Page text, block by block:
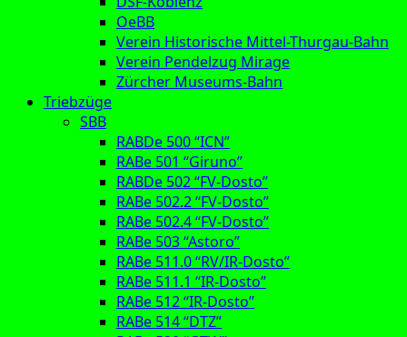
OeBB
Verein Historische Mittel-Thurgau-Bahn
Verein Pendelzug Mirage
Zürcher Museums-Bahn
Triebzüge
SBB
RABDe 500 “ICN”
RABe 501 “Giruno”
RABDe 502 “FV-Dosto”
RABe 502.2 “FV-Dosto”
RABe 502.4 “FV-Dosto”
RABe 503 “Astoro”
RABe 511.0 “RV/IR-Dosto”
RABe 511.1 “IR-Dosto”
RABe 512 “IR-Dosto”
RABe 514 “DTZ”